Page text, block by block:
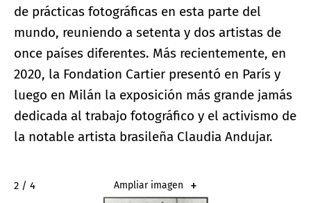
de prácticas fotográficas en esta parte del
mundo, reuniendo a setenta y dos artistas de
once países diferentes. Más recientemente, en
2020, la Fondation Cartier presentó en París y
luego en Milán la exposición más grande jamás
dedicada al trabajo fotográfico y el activismo de
la notable artista brasileña Claudia Andujar.
2 / 4 Ampliar imagen